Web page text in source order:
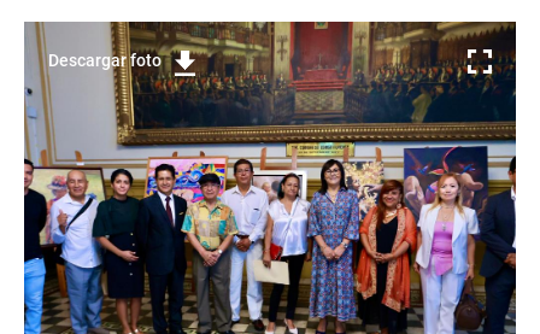
Descargar foto